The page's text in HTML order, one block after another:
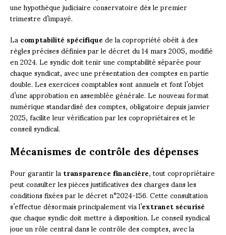
une hypothèque judiciaire conservatoire dès le premier
trimestre d’impayé.
Lacomptabilité spécifiquede la copropriété obéit à des
règles précises définies par le décret du 14 mars 2005, modifié
en 2024. Le syndic doit tenir une comptabilité séparée pour
chaque syndicat, avec une présentation des comptes en partie
double. Les exercices comptables sont annuels et font l’objet
d’une approbation en assemblée générale. Le nouveau format
numérique standardisé des comptes, obligatoire depuis janvier
2025, facilite leur vérification par les copropriétaires et le
conseil syndical.
Mécanismes de contrôle des dépenses
Pour garantir latransparence financière, tout copropriétaire
peut consulter les pièces justificatives des charges dans les
conditions fixées par le décret n°2024-156. Cette consultation
s’effectue désormais principalement via l’extranet sécurisé
que chaque syndic doit mettre à disposition. Le conseil syndical
joue un rôle central dans le contrôle des comptes, avec la